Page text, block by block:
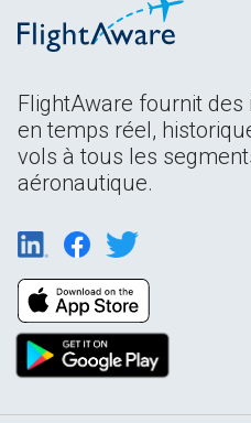
FlightAware fournit
en temps réel,
vols à tous les
aéronautique.